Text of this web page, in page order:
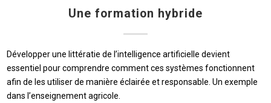
Une formation hybride
Développer une littératie de l’intelligence artificielle devient
essentiel pour comprendre comment ces systèmes fonctionnent
afin de les utiliser de manière éclairée et responsable. Un exemple
dans l’enseignement agricole.